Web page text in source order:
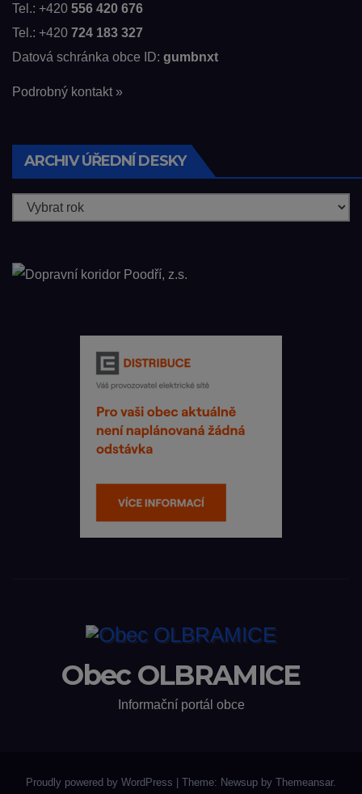
Tel.: +420 556 420 676
Tel.: +420 724 183 327
Datová schránka obce ID: gumbnxt
Podrobný kontakt »
ARCHIV ÚŘEDNÍ DESKY
Obec OLBRAMICE
Informační portál obce
Proudly powered by WordPress Theme: Newsup by Themeansar.